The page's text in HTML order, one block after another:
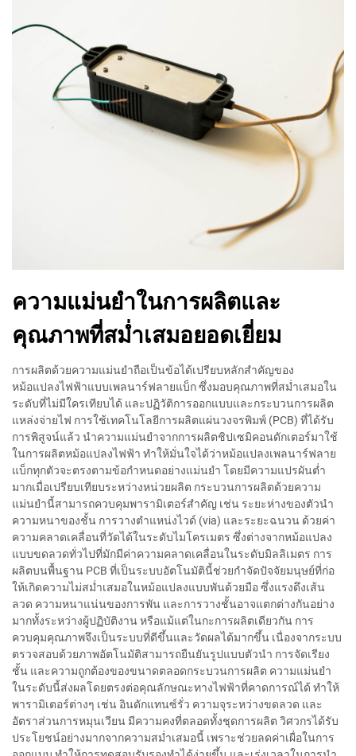
ความแม่นยำในการผลิตและ
คุณภาพที่สม่ำเสมอยอดเยี่ยม
การผลิตด้วยความแม่นยำถือเป็นข้อได้เปรียบหลักสำคัญของ
หม้อแปลงไฟฟ้าแบบเพลนาร์ฟลายแบ็ก ซึ่งมอบคุณภาพที่สม่ำเสมอใน
ระดับที่ไม่มีใครเทียบได้ และปฏิวัติการออกแบบและกระบวนการผลิต
แหล่งจ่ายไฟ การใช้เทคโนโลยีการผลิตแผ่นวงจรพิมพ์ (PCB) ที่ได้รับ
การพิสูจน์แล้ว นำความแม่นยำจากการผลิตชิปเซมิคอนดักเตอร์มาใช้
ในการผลิตหม้อแปลงไฟฟ้า ทำให้มั่นใจได้ว่าหม้อแปลงเพลนาร์ฟลาย
แบ็กทุกตัวจะตรงตามข้อกำหนดอย่างแม่นยำ โดยมีความแปรผันต่ำ
มากเมื่อเปรียบเทียบระหว่างหน่วยผลิต กระบวนการผลิตด้วยความ
แม่นยำนี้สามารถควบคุมพารามิเตอร์สำคัญ เช่น ระยะห่างของตัวนำ
ความหนาของชั้น การวางตำแหน่งไวด์ (via) และระยะฉนวน ด้วยค่า
ความคลาดเคลื่อนที่วัดได้ในระดับไมโครเมตร ซึ่งต่างจากหม้อแปลง
แบบขดลวดทั่วไปที่มักมีค่าความคลาดเคลื่อนในระดับมิลลิเมตร การ
ผลิตบนพื้นฐาน PCB ที่เป็นระบบอัตโนมัตินี้ช่วยกำจัดปัจจัยมนุษย์ที่ก่อ
ให้เกิดความไม่สม่ำเสมอในหม้อแปลงแบบพันด้วยมือ ซึ่งแรงดึงเส้น
ลวด ความหนาแน่นของการพัน และการวางชั้นอาจแตกต่างกันอย่าง
มากทั้งระหว่างผู้ปฏิบัติงาน หรือแม้แต่ในกะการผลิตเดียวกัน การ
ควบคุมคุณภาพจึงเป็นระบบที่ดีขึ้นและวัดผลได้มากขึ้น เนื่องจากระบบ
ตรวจสอบด้วยภาพอัตโนมัติสามารถยืนยันรูปแบบตัวนำ การจัดเรียง
ชั้น และความถูกต้องของขนาดตลอดกระบวนการผลิต ความแม่นยำ
ในระดับนี้ส่งผลโดยตรงต่อคุณลักษณะทางไฟฟ้าที่คาดการณ์ได้ ทำให้
พารามิเตอร์ต่างๆ เช่น อินดักแทนซ์รั่ว ความจุระหว่างขดลวด และ
อัตราส่วนการหมุนเวียน มีความคงที่ตลอดทั้งชุดการผลิต วิศวกรได้รับ
ประโยชน์อย่างมากจากความสม่ำเสมอนี้ เพราะช่วยลดค่าเผื่อในการ